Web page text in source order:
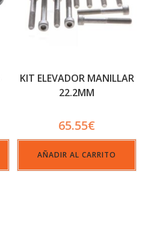
KIT ELEVADOR MANILLAR
22.2MM
65.55€
AÑADIR AL CARRITO